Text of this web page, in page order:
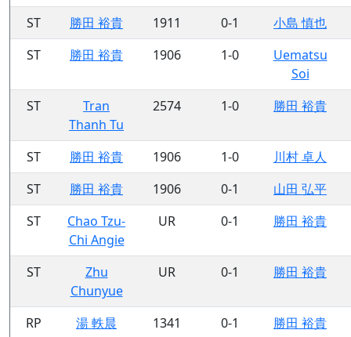
ST 勝田 裕貴 1911 0-1
小島 慎也
ST
勝田 裕貴 1906 1-0
Uematsu
Soi
ST
Tran
Thanh Tu
2574 1-0 勝田 裕貴
ST 勝田 裕貴 1906 1-0
川村 卓人
ST
勝田 裕貴 1906 0-1
山田 弘平
ST
Chao Tzu-
Chi Angie
UR 0-1 勝田 裕貴
ST
Zhu
Chunyue
UR 0-1 勝田 裕貴
RP 湯 軼晨 1341 0-1
勝田 裕貴